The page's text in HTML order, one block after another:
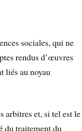
sociales, qui ne
rendus d’œuvres
liés au noyau
arbitres et, si tel est le
du traitement du